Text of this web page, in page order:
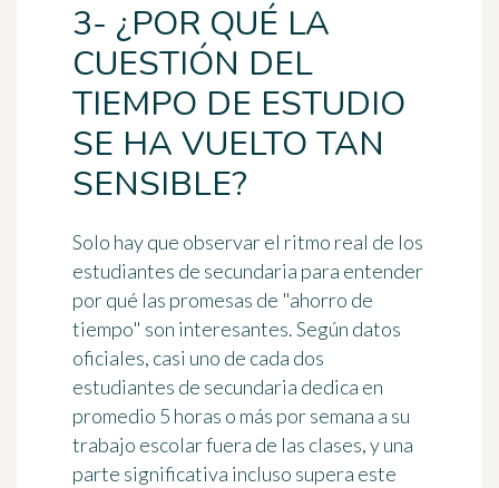
3- ¿POR QUÉ LA
CUESTIÓN DEL
TIEMPO DE ESTUDIO
SE HA VUELTO TAN
SENSIBLE?
Solo hay que observar el ritmo real de los
estudiantes de secundaria para entender
por qué las promesas de "ahorro de
tiempo" son interesantes. Según datos
oficiales, casi uno de cada dos
estudiantes de secundaria dedica en
promedio 5 horas o más por semana a su
trabajo escolar fuera de las clases, y una
parte significativa incluso supera este